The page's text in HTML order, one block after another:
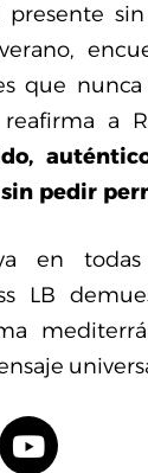
presente
que
a
pedir
en
LB